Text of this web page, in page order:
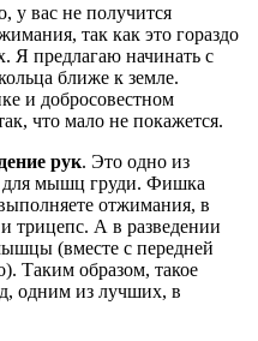
у вас не получится
так как это гораздо
Я предлагаю начинать с
ближе к земле.
и добросовестном
что мало не покажется.
рук. Это одно из
для мышц груди. Фишка
отжимания, в
трицепс. А в разведении
(вместе с передней
Таким образом, такое
одним из лучших, в